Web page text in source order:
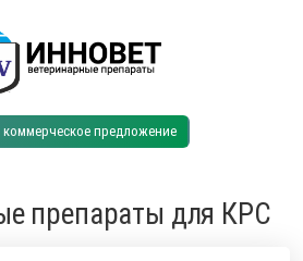
коммерческое предложение
препараты для КРС